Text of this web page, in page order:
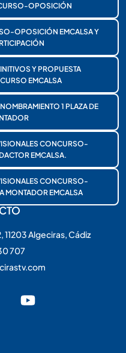
OPOSICIÓN
OPOSICIÓN EMCALSA Y
Y PROPUESTA
EMCALSA
1 PLAZA DE
CONCURSO-
EMCALSA.
CONCURSO-
MONTADOR EMCALSA
11203 Algeciras, Cádiz
707